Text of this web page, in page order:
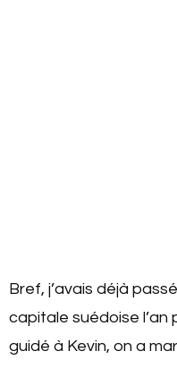
Bref, j’avais déjà
capitale suédoise l’an
guidé à Kevin, on a